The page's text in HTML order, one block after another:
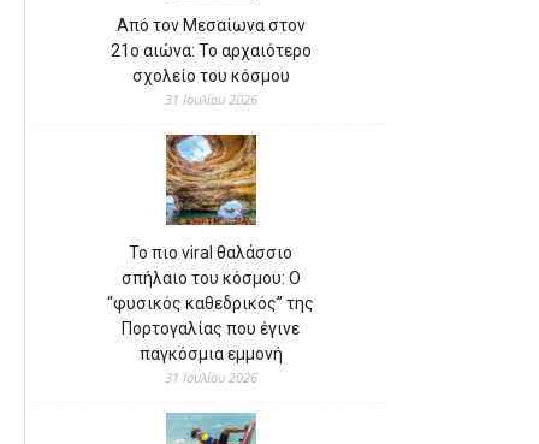
Από τον Μεσαίωνα στον
21ο αιώνα: Το αρχαιότερο
σχολείο του κόσμου
31 Ιουλίου 2026
Το πιο viral θαλάσσιο
σπήλαιο του κόσμου: Ο
“φυσικός καθεδρικός” της
Πορτογαλίας που έγινε
παγκόσμια εμμονή
31 Ιουλίου 2026